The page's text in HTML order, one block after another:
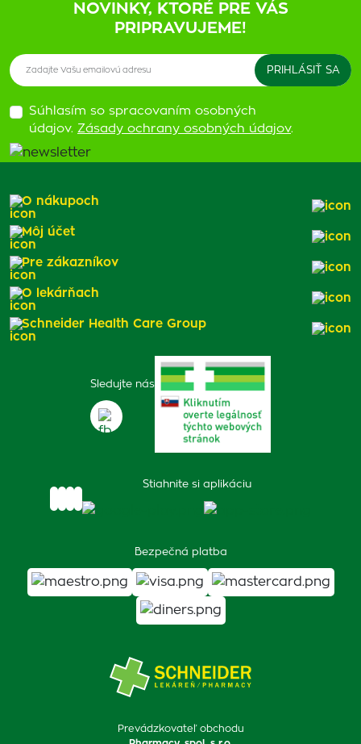
NOVINKY, KTORÉ PRE VÁS
PRIPRAVUJEME!
Súhlasím so spracovaním osobných
údajov. Zásady ochrany osobných údajov.
Prevádzkovateľ obchodu
Sledujte nás
Stiahnite si aplikáciu
Bezpečná platba
O nákupoch
Môj účet
Pre zákazníkov
O lekárňach
Schneider Health Care Group